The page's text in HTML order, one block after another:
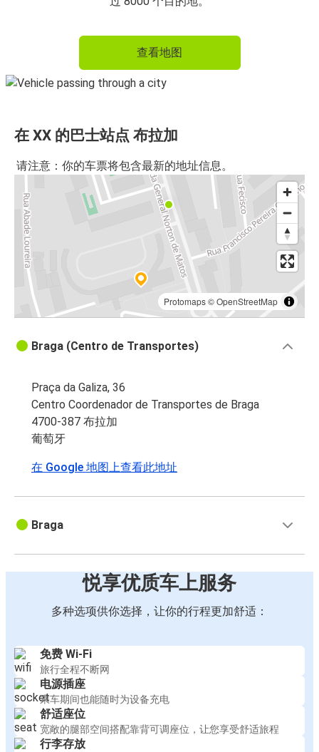
布拉加
布拉加
布拉加
阿韦罗
维戈
布拉加
布拉加
法罗
布拉加
法罗
布拉加
法蒂玛
布拉加
查看地图
在 XX 的巴士站点 布拉加
请注意：你的车票将包含最新的地址信息。
Protomaps©OpenStreetMap
Braga (Centro de Transportes)
Praça da Galiza, 36
Centro Coordenador de Transportes de Braga
4700-387 布拉加
葡萄牙
在 Google 地图上查看此地址
Braga
悦享优质车上服务
多种选项供你选择，让你的行程更加舒适：
免费 Wi-Fi
旅行全程不断网
电源插座
乘车期间也能随时为设备充电
舒适座位
宽敞的腿部空间搭配靠背可调座位，让您享受舒适旅程
行李存放